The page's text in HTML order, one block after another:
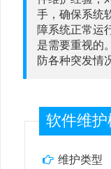
手，确保系统
障系统正常运
是需要重视的
防各种突发情
软件维护
维护类型